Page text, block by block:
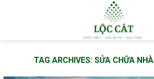
TAG ARCHIVES: SỬA CHỮA